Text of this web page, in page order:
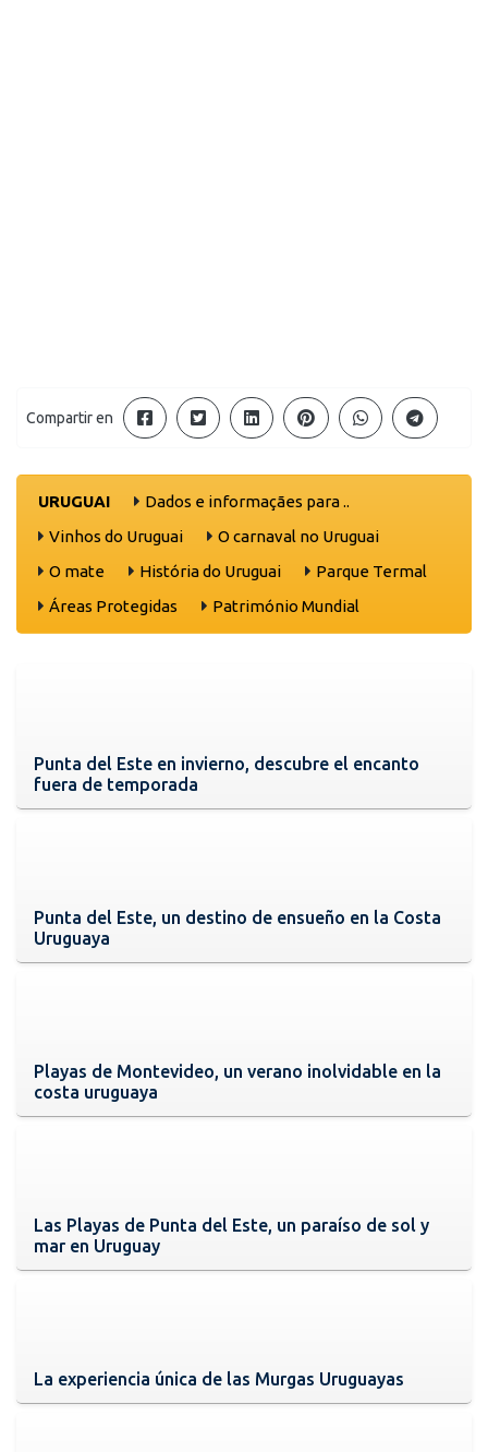
Compartir en
URUGUAI
Dados e informaçães para ..
Vinhos do Uruguai
O carnaval no Uruguai
O mate
História do Uruguai
Parque Termal
Áreas Protegidas
Património Mundial
Punta del Este en invierno, descubre el encanto
fuera de temporada
Punta del Este, un destino de ensueño en la Costa
Uruguaya
Playas de Montevideo, un verano inolvidable en la
costa uruguaya
Las Playas de Punta del Este, un paraíso de sol y
mar en Uruguay
La experiencia única de las Murgas Uruguayas